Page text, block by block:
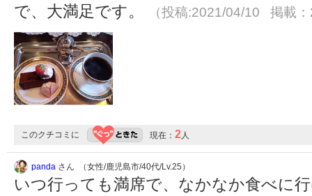
で、大満足です。
（投稿:2021/04/10 掲載
このクチコミに 現在： 2人
panda さん （女性/鹿児島市/40代/Lv.25）
いつ行っても満席で、なかなか食べに